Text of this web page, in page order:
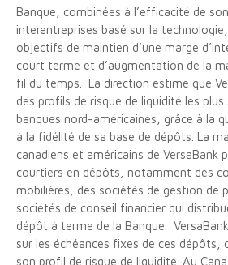
Banque, combinées à l’efficacité de
interentreprises basé sur la
objectifs de maintien d’une marge
court terme et d’augmentation de la
fil du temps. La direction estime que
des profils de risque de liquidité les plus
banques nord-américaines, grâce à la
à la fidélité de sa base de dépôts. La
canadiens et américains de VersaBank
courtiers en dépôts, notamment des
mobilières, des sociétés de gestion de
sociétés de conseil financier qui
dépôt à terme de la Banque.
sur les échéances fixes de ces dépôts,
son profil de risque de liquidité. Au